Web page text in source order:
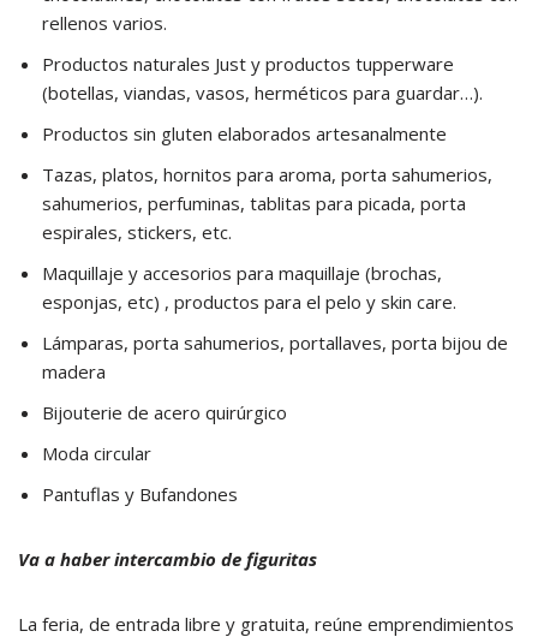
rellenos varios.
Productos naturales Just y productos tupperware
(botellas, viandas, vasos, herméticos para guardar…).
Productos sin gluten elaborados artesanalmente
Tazas, platos, hornitos para aroma, porta sahumerios,
sahumerios, perfuminas, tablitas para picada, porta
espirales, stickers, etc.
Maquillaje y accesorios para maquillaje (brochas,
esponjas, etc) , productos para el pelo y skin care.
Lámparas, porta sahumerios, portallaves, porta bijou de
madera
Bijouterie de acero quirúrgico
Moda circular
Pantuflas y Bufandones
Va a haber intercambio de figuritas
La feria, de entrada libre y gratuita, reúne emprendimientos